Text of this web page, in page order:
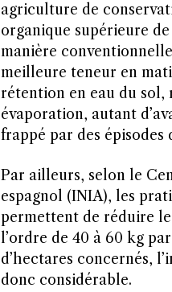
agriculture de
organique supérieure
manière
meilleure teneur en
rétention en eau du
évaporation, autant
frappé par des épisodes
Par ailleurs, selon le
espagnol (INIA), les
permettent de réduire
l’ordre de 40 à 60 kg
d’hectares concernés,
donc considérable.